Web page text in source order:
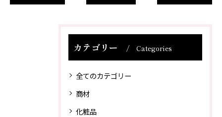
カテゴリー Categories
全てのカテゴリー
商材
化粧品